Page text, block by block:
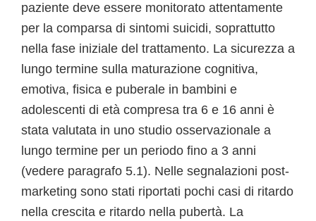
paziente deve essere monitorato attentamente
per la comparsa di sintomi suicidi, soprattutto
nella fase iniziale del trattamento. La sicurezza a
lungo termine sulla maturazione cognitiva,
emotiva, fisica e puberale in bambini e
adolescenti di età compresa tra 6 e 16 anni è
stata valutata in uno studio osservazionale a
lungo termine per un periodo fino a 3 anni
(vedere paragrafo 5.1). Nelle segnalazioni post-
marketing sono stati riportati pochi casi di ritardo
nella crescita e ritardo nella pubertà. La